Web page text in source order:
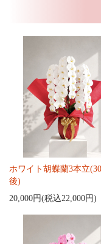
ホワイト胡蝶蘭3本立
後)
20,000円(税込22,000円)